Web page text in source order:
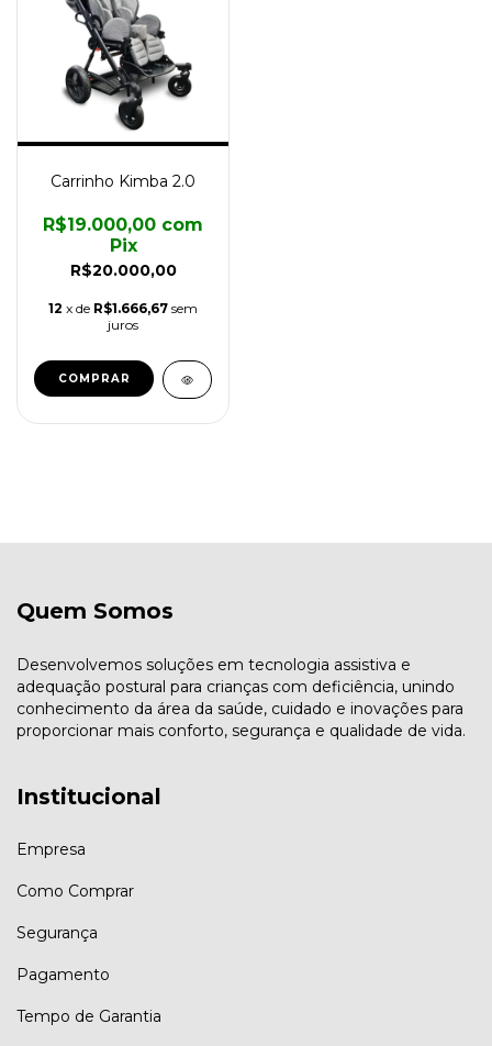
Carrinho Kimba 2.0
R$20.000,00
R$19.000,00 com
Pix
12 x de R$1.666,67 sem
juros
COMPRAR
Quem Somos
Desenvolvemos soluções em tecnologia assistiva e
adequação postural para crianças com deficiência, unindo
conhecimento da área da saúde, cuidado e inovações para
proporcionar mais conforto, segurança e qualidade de vida.
Institucional
Empresa
Como Comprar
Segurança
Pagamento
Tempo de Garantia